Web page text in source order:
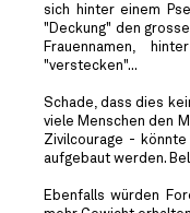
sich hinter einem
"Deckung" den
Frauennamen,
"verstecken"...
Schade, dass dies
viele Menschen den
Zivilcourage -
aufgebaut werden.
Ebenfalls würden